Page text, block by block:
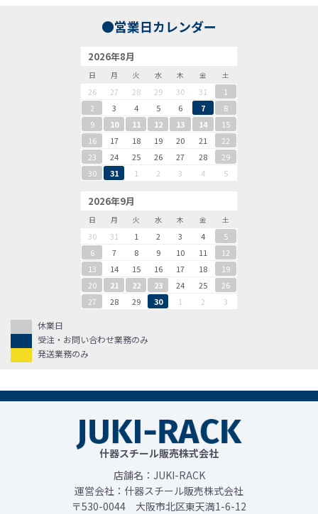
●営業日カレンダー
2026年8月
日 月 火 水 木 金 土
26 27 28 29 30 31
1
2
3 4 5 6 7
8
9
10 11 12 13 14
15
16
17 18 19 20 21
22
23
24 25 26 27 28
29
30
31 1 2 3 4 5
2026年9月
日 月 火 水 木 金 土
30 31 1 2 3 4
5
6
7 8 9 10 11
12
13
14 15 16 17 18
19
20
21 22 23 24 25
26
27
28 29 30 1 2 3
休業日
受注・お問い合わせ業務のみ
発送業務のみ
什器スチール販売株式会社
店舗名：JUKI-RACK
運営会社：什器スチール販売株式会社
〒530-0044 大阪市北区東天満1-6-12